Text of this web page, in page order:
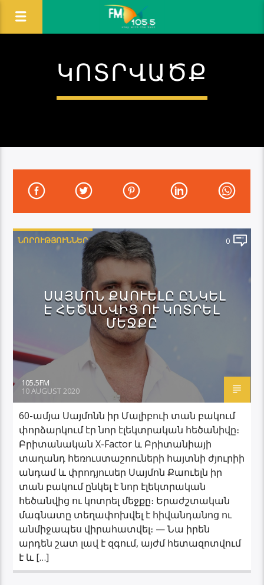
ԿՈՏՐՎԱԾՔ
ՆՈՐՈՒԹՅՈՒՆՆԵՐ 0
ՍԱՅՄՈՆ ՔԱՈՒԵԼԸ ԸՆԿԵԼ
Է ՀԵԾԱՆՎԻՑ ՈՒ ԿՈՏՐԵԼ
ՄԵՋՔԸ
105.5FM
10 AUGUST 2020
60-ամյա Սայմոնն իր Մալիբուի տան բակում
փորձարկում էր նոր էլեկտրական հեծանիվը։
Բրիտանական X-Factor և Բրիտանիայի
տաղանդ հեռուստաշոուների հայտնի ժյուրիի
անդամ և փրոդյուսեր Սայմոն Քաուելն իր
տան բակում ընկել է նոր էլեկտրական
հեծանվից ու կոտրել մեջքը։ Երաժշտական
մագնատը տեղափոխվել է հիվանդանոց ու
անմիջապես վիրահատվել։ — Նա իրեն
արդեն շատ լավ է զգում, այժմ հետազոտվում
է և […]